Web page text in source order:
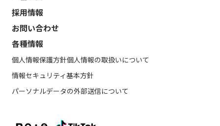
採用情報
お問い合わせ
各種情報
個人情報保護方針個人情報の取扱いについて
情報セキュリティ基本方針
パーソナルデータの外部送信について